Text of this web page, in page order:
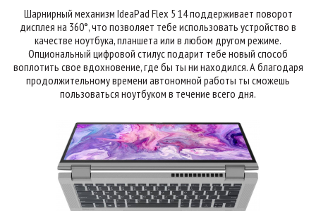
Шарнирный механизм IdeaPad Flex 5 14 поддерживает поворот
дисплея на 360°, что позволяет тебе использовать устройство в
качестве ноутбука, планшета или в любом другом режиме.
Опциональный цифровой стилус подарит тебе новый способ
воплотить свое вдохновение, где бы ты ни находился. А благодаря
продолжительному времени автономной работы ты сможешь
пользоваться ноутбуком в течение всего дня.